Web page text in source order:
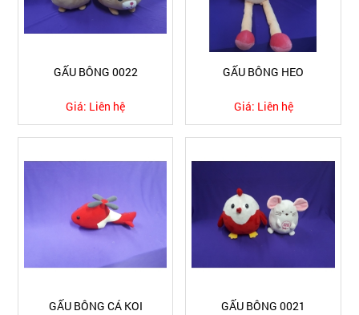
GẤU BÔNG 0022
Giá: Liên hệ
GẤU BÔNG HEO
Giá: Liên hệ
GẤU BÔNG CÁ KOI GẤU BÔNG 0021